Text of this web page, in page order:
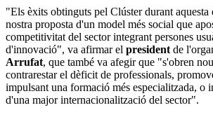
"Els èxits obtinguts pel Clúster durant aquesta
nostra proposta d'un model més social que
competitivitat del sector integrant persones
d'innovació", va afirmar el presidentde
Arrufat, que també va afegir que "s'obren
contrarestar el dèficit de professionals,
impulsant una formació més especialitzada, o
d'una major internacionalització del sector".